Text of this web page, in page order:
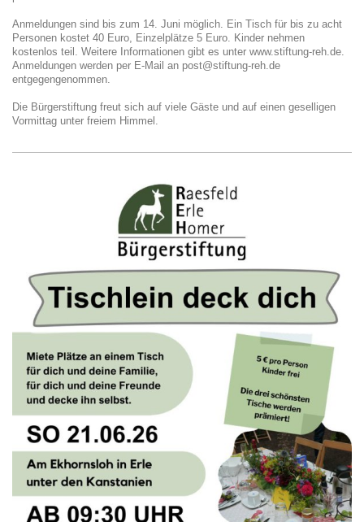
Anmeldungen sind bis zum 14. Juni möglich. Ein Tisch für bis zu acht
Personen kostet 40 Euro, Einzelplätze 5 Euro. Kinder nehmen
kostenlos teil. Weitere Informationen gibt es unter www.stiftung-reh.de.
Anmeldungen werden per E-Mail an post@stiftung-reh.de
entgegengenommen.
Die Bürgerstiftung freut sich auf viele Gäste und auf einen geselligen
Vormittag unter freiem Himmel.